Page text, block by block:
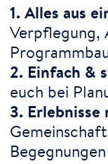
1. Alles aus
Verpflegung,
2. Einfach &
euch bei
3.